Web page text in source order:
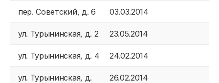
пер. Советский, д. 6 03.03.2014
ул. Турынинская, д. 2 23.05.2014
ул. Турынинская, д. 4 24.02.2014
ул. Турынинская, д.
26.02.2014